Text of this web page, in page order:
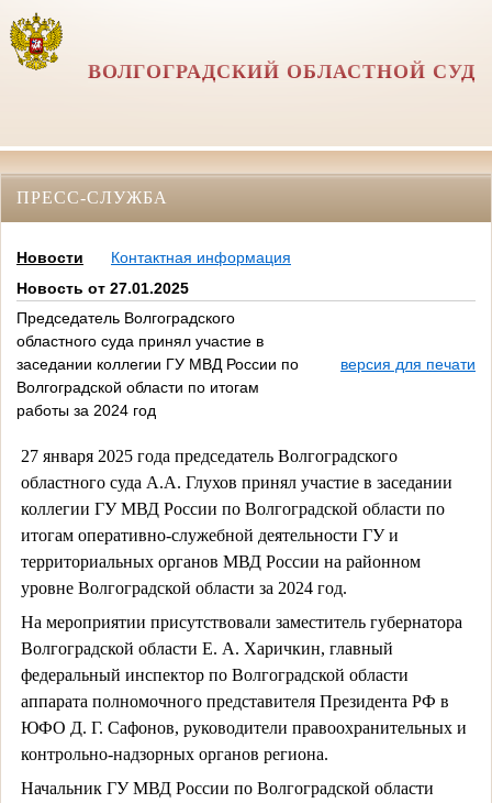
ВОЛГОГРАДСКИЙ ОБЛАСТНОЙ СУД
ПРЕСС-СЛУЖБА
Новости
Контактная информация
Новость от 27.01.2025
Председатель Волгоградского
областного суда принял участие в
заседании коллегии ГУ МВД России по
Волгоградской области по итогам
работы за 2024 год
версия для печати
27 января 2025 года председатель Волгоградского
областного суда А.А. Глухов принял участие в заседании
коллегии ГУ МВД России по Волгоградской области по
итогам оперативно-служебной деятельности ГУ и
территориальных органов МВД России на районном
уровне Волгоградской области за 2024 год.
На мероприятии присутствовали заместитель губернатора
Волгоградской области Е. А. Харичкин, главный
федеральный инспектор по Волгоградской области
аппарата полномочного представителя Президента РФ в
ЮФО Д. Г. Сафонов, руководители правоохранительных и
контрольно-надзорных органов региона.
Начальник ГУ МВД России по Волгоградской области